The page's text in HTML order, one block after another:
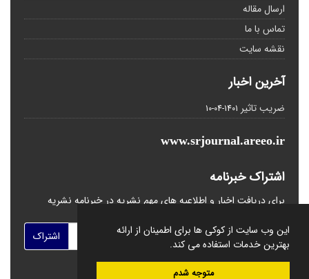
این وب سایت از کوکی ها برای اطمینان از ارائه
بهترین خدمات استفاده می کند.
متوجه شدم
ارسال مقاله
تماس با ما
نقشه سایت
آخرین اخبار
ضریب تاثیر 1401-04-10
www.srjournal.areeo.ir
اشتراک خبرنامه
برای دریافت اخبار و اطلاعیه های مهم نشریه در خبرنامه نشریه
اشتراک